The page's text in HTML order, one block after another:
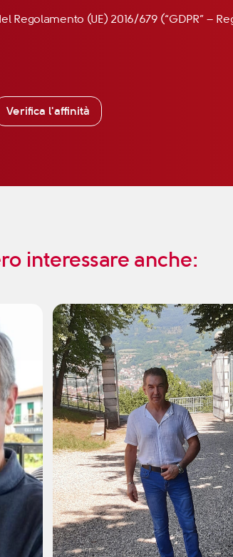
Regolamento (UE) 2016/679 (“GDPR” –
Verifica l'affinità
interessare anche: